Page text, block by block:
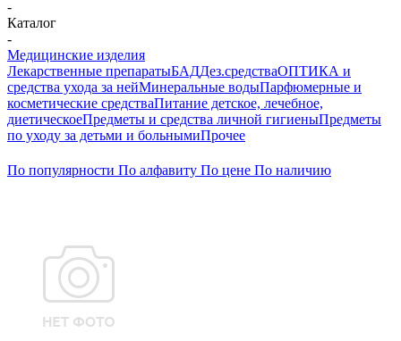
-
Каталог
-
Медицинские изделия
Лекарственные препаратыБАДДез.средстваОПТИКА и
средства ухода за нейМинеральные водыПарфюмерные и
косметические средстваПитание детское, лечебное,
диетическоеПредметы и средства личной гигиеныПредметы
по уходу за детьми и больнымиПрочее
По популярности По алфавиту По цене По наличию